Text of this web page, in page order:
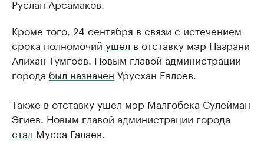
Руслан Арсамаков.
Кроме того, 24 сентября в связи с истечением
срока полномочий ушел в отставку мэр Назрани
Алихан Тумгоев. Новым главой администрации
города был назначен Урусхан Евлоев.
Также в отставку ушел мэр Малгобека Сулейман
Эгиев. Новым главой администрации города
стал Мусса Галаев.